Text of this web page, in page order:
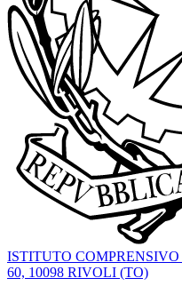
ISTITUTO COMPRENSIVO
60, 10098 RIVOLI (TO)